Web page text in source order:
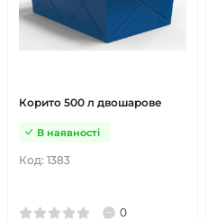
Корито 500 л двошарове
Код: 1383
В наявності
0